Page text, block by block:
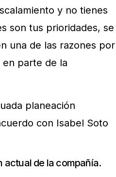
y no tienes
son tus prioridades, se
una de las razones por
parte de la
planeación
con Isabel Soto
actual de la compañía.